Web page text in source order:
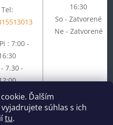
Ďalším
súhlas s ich
tu.
Tel:
: 7:00 -
7.30 -
16:30
So - Zatvorené
Ne - Zatvorené